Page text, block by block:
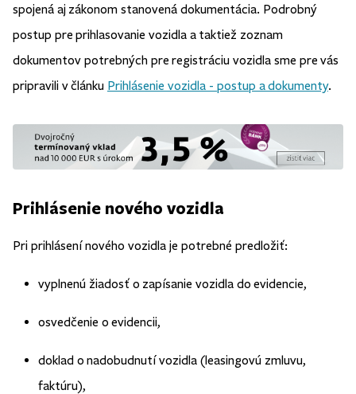
spojená aj zákonom stanovená dokumentácia. Podrobný
postup pre prihlasovanie vozidla a taktiež zoznam
dokumentov potrebných pre registráciu vozidla sme pre vás
pripravili v článku Prihlásenie vozidla - postup a dokumenty.
Prihlásenie nového vozidla
Pri prihlásení nového vozidla je potrebné predložiť:
vyplnenú žiadosť o zapísanie vozidla do evidencie,
osvedčenie o evidencii,
doklad o nadobudnutí vozidla (leasingovú zmluvu,
faktúru),